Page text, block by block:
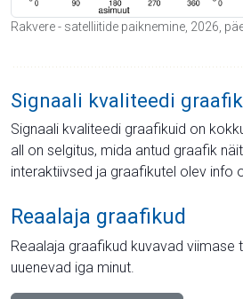
Rakvere - satelliitide paiknemine, 2026,
Signaali kvaliteedi
Signaali kvaliteedi graafikuid on
all on selgitus, mida antud graafik
interaktiivsed ja graafikutel olev info
Reaalaja graafikud
Reaalaja graafikud kuvavad viimase
uuenevad iga minut.